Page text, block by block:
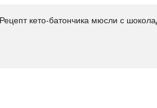
Рецепт кето-батончика мюсли с